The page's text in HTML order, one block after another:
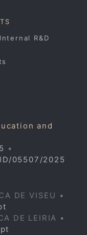
R&D
and
•
05507/2025
DE VISEU •
DE LEIRIA •